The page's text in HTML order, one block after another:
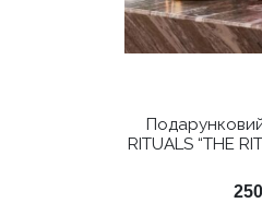
RITUALS “THE